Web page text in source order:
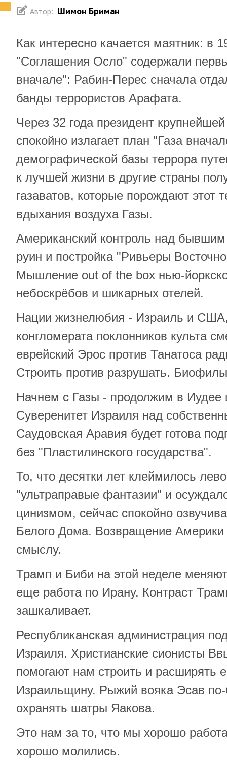
Автор: Шимон Бриман
Как интересно качается маятник: в
"Соглашения Осло" содержали
вначале": Рабин-Перес сначала
банды террористов Арафата.
Через 32 года президент
спокойно излагает план "Газа
демографической базы террора
к лучшей жизни в другие страны
газаватов, которые порождают
вдыхания воздуха Газы.
Американский контроль над бывшим
руин и постройка "Ривьеры
Мышление out of the box нью-
небоскрёбов и шикарных отелей.
Нации жизнелюбия - Израиль и США,
конгломерата поклонников культа
еврейский Эрос против Танатоса
Строить против разрушать.
Начнем с Газы - продолжим в Иудее
Суверенитет Израиля над
Саудовская Аравия будет готова
без "Пластилинского государства".
То, что десятки лет клеймилось
"ультраправые фантазии" и
цинизмом, сейчас спокойно
Белого Дома. Возвращение
смыслу.
Трамп и Биби на этой неделе
еще работа по Ирану. Контраст
зашкаливает.
Республиканская администрация
Израиля. Христианские сионисты
помогают нам строить и расширять
Израильщину. Рыжий вояка Эсав по-
охранять шатры Яакова.
Это нам за то, что мы хорошо
хорошо молились.